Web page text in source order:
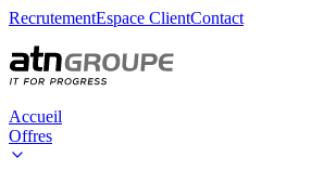
RecrutementEspace ClientContact
Accueil
Offres